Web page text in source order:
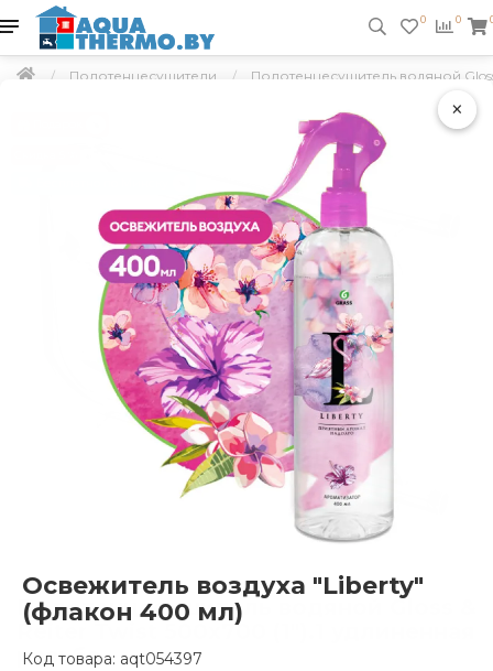
×
Освежитель воздуха "Liberty"
(флакон 400 мл)
Код товара: aqt054397
0 0
Полотенцесушители Полотенцесушитель водяной
Полотенцесушитель водяной Gloss &
Reiter Twist 500x700 (1").1 удлиненная
резьба